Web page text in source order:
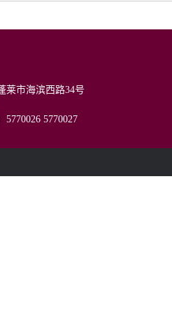
莱市海滨西路34号
5770026 5770027